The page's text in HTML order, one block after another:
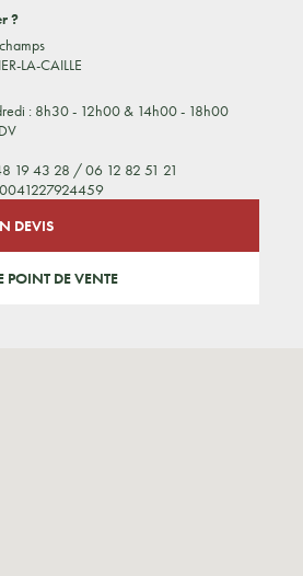
?
LA-CAILLE
: 8h30 - 12h00 & 14h00 - 18h00
19 43 28 / 06 12 82 51 21
DEVIS
POINT DE VENTE